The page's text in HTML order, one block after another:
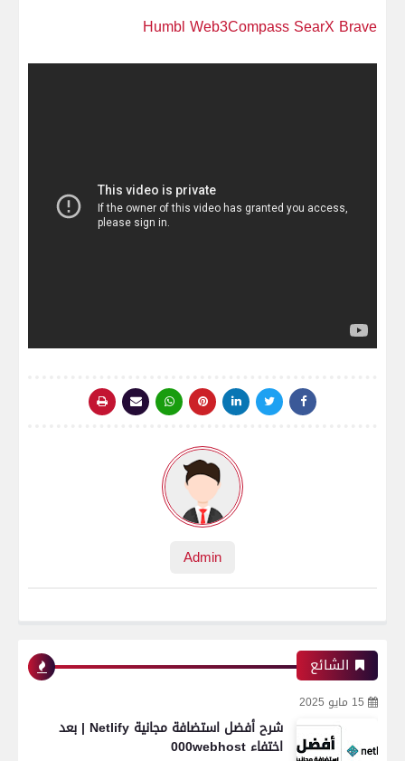
HumblWeb3CompassSearX Brave
Admin
الشائع
15 مايو 2025
شرح أفضل استضافة مجانية Netlify | بعد
اختفاء 000webhost